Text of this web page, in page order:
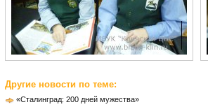
Другие новости по теме:
«Сталинград: 200 дней мужества»